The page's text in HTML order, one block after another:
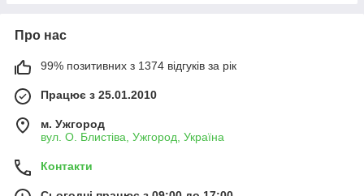
Про нас
99% позитивних з 1374 відгуків за рік
Працює з 25.01.2010
м. Ужгород
вул. О. Блистіва, Ужгород, Україна
Контакти